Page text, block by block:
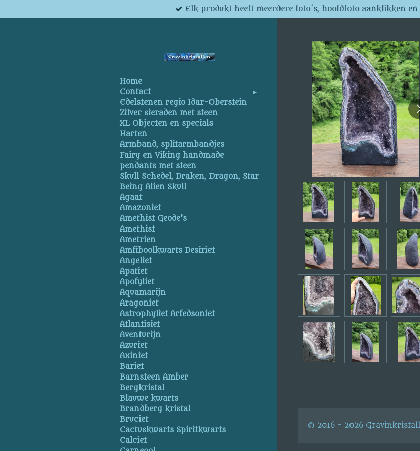
direct
Elk produkt heeft meerdere foto´s, hoofdfoto aanklikken
© 2016 - 2026
Home
Contact
Edelstenen regio Idar-Oberstein
Zilver sieraden met steen
XL Objecten en specials
Harten
Armband, splitarmbandjes
Fairy en Viking handmade
pendants met steen
Skull Schedel, Draken, Dragon, Star
Being Alien Skull
Agaat
Amazoniet
Amethist Geode's
Amethist
Ametrien
Amfiboolkwarts Desiriet
Angeliet
Apatiet
Apofyliet
Aquamarijn
Aragoniet
Astrophyliet Arfedsoniet
Atlantisiet
Aventurijn
Azuriet
Axiniet
Bariet
Barnsteen Amber
Bergkristal
Blauwe kwarts
Brandberg kristal
Bruciet
Cactuskwarts Spiritkwarts
Calciet